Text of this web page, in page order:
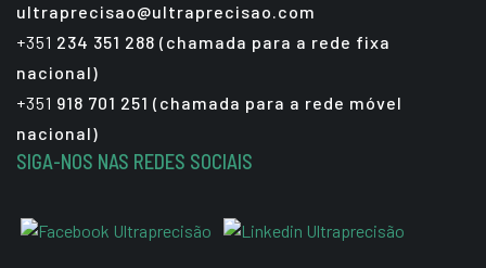
ultraprecisao@ultraprecisao.com
+351 234 351 288 (chamada para a rede fixa
nacional)
+351 918 701 251 (chamada para a rede móvel
nacional)
SIGA-NOS NAS REDES SOCIAIS